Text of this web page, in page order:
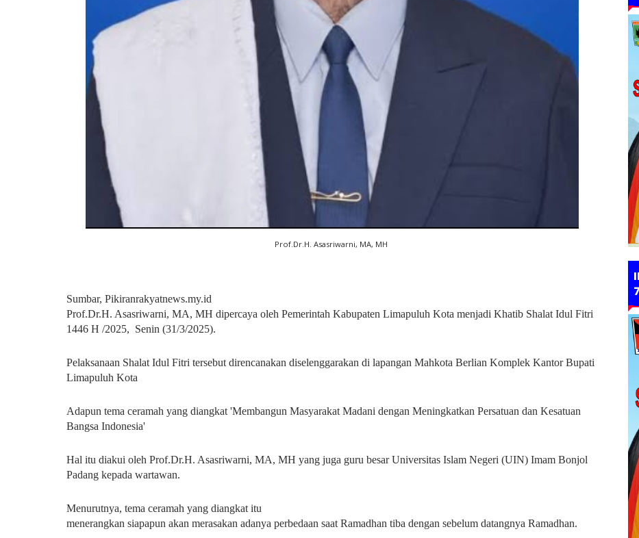
Prof.Dr.H. Asasriwarni, MA, MH
Sumbar, Pikiranrakyatnews.my.id
Prof.Dr.H. Asasriwarni, MA, MH dipercaya oleh Pemerintah Kabupaten Limapuluh Kota menjadi Khatib Shalat Idul Fitri
1446 H /2025, Senin (31/3/2025).
Pelaksanaan Shalat Idul Fitri tersebut direncanakan diselenggarakan di lapangan Mahkota Berlian Komplek Kantor Bupati
Limapuluh Kota
Adapun tema ceramah yang diangkat 'Membangun Masyarakat Madani dengan Meningkatkan Persatuan dan Kesatuan
Bangsa Indonesia'
Hal itu diakui oleh Prof.Dr.H. Asasriwarni, MA, MH yang juga guru besar Universitas Islam Negeri (UIN) Imam Bonjol
Padang kepada wartawan.
Menurutnya, tema ceramah yang diangkat itu
menerangkan siapapun akan merasakan adanya perbedaan saat Ramadhan tiba dengan sebelum datangnya Ramadhan.